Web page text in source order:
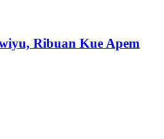
Ribuan Kue Apem